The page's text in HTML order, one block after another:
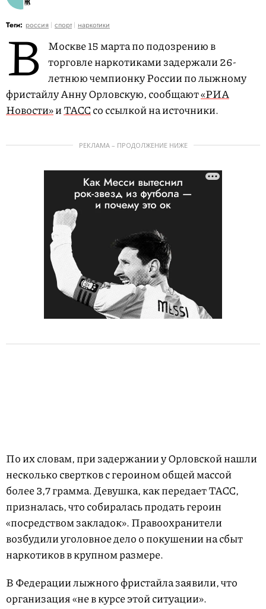
Теги: россия спорт наркотики
В
Москве 15 марта по подозрению в
торговле наркотиками задержали 26-
летнюю чемпионку России по лыжному
фристайлу Анну Орловскую, сообщают«РИА
Новости»иТАССсо ссылкой на источники.
РЕКЛАМА – ПРОДОЛЖЕНИЕ НИЖЕ
По их словам, при задержании у Орловской нашли
несколько свертков с героином общей массой
более 3,7 грамма. Девушка, как передает ТАСС,
призналась, что собиралась продать героин
«посредством закладок». Правоохранители
возбудили уголовное дело о покушении на сбыт
наркотиков в крупном размере.
В Федерации лыжного фристайла заявили, что
организация «не в курсе этой ситуации».